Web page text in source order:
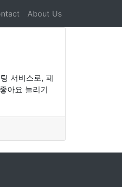
About Us
서비스로, 페
아요 늘리기